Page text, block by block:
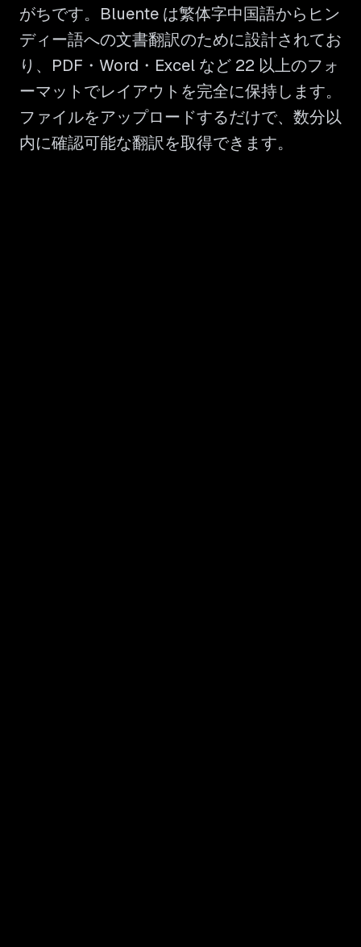
がちです。Bluente は繁体字中国語からヒン
ディー語への文書翻訳のために設計されてお
り、PDF・Word・Excel など 22 以上のフォ
ーマットでレイアウトを完全に保持します。
ファイルをアップロードするだけで、数分以
内に確認可能な翻訳を取得できます。